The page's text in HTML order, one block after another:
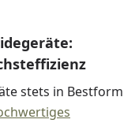
stets in Bestform